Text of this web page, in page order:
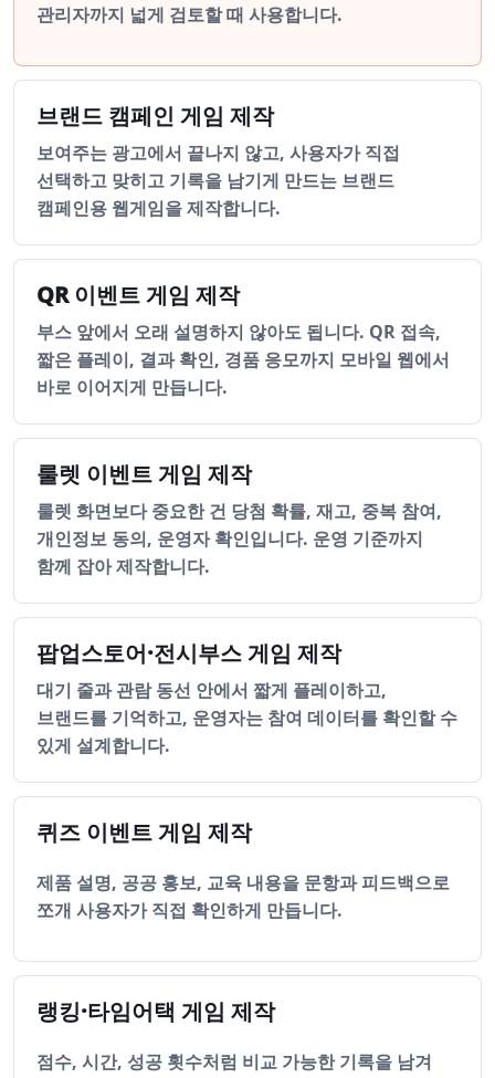
관리자까지 넓게 검토할 때 사용합니다.
브랜드 캠페인 게임 제작
보여주는 광고에서 끝나지 않고, 사용자가 직접
선택하고 맞히고 기록을 남기게 만드는 브랜드
캠페인용 웹게임을 제작합니다.
QR 이벤트 게임 제작
부스 앞에서 오래 설명하지 않아도 됩니다. QR 접속,
짧은 플레이, 결과 확인, 경품 응모까지 모바일 웹에서
바로 이어지게 만듭니다.
룰렛 이벤트 게임 제작
룰렛 화면보다 중요한 건 당첨 확률, 재고, 중복 참여,
개인정보 동의, 운영자 확인입니다. 운영 기준까지
함께 잡아 제작합니다.
팝업스토어·전시부스 게임 제작
대기 줄과 관람 동선 안에서 짧게 플레이하고,
브랜드를 기억하고, 운영자는 참여 데이터를 확인할 수
있게 설계합니다.
퀴즈 이벤트 게임 제작
제품 설명, 공공 홍보, 교육 내용을 문항과 피드백으로
쪼개 사용자가 직접 확인하게 만듭니다.
랭킹·타임어택 게임 제작
점수, 시간, 성공 횟수처럼 비교 가능한 기록을 남겨